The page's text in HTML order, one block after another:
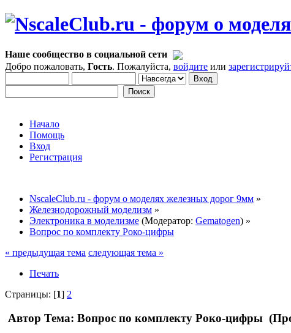
Наше сообщество в социальной сети
Добро пожаловать, Гость. Пожалуйста, войдите или
Начало
Помощь
Вход
Регистрация
NscaleClub.ru - форум о моделях железных дорог 9мм »
Железнодорожный моделизм »
Электроника в моделизме (Модератор: Gematogen) »
Вопрос по комплекту Роко-цифры
« предыдущая тема следующая тема »
Печать
Страницы: [1] 2
Автор Тема: Вопрос по комплекту Роко-цифры